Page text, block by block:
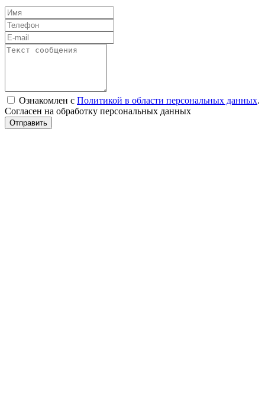
Ознакомлен с Политикой в области персональных данных.
Согласен на обработку персональных данных
Отправить